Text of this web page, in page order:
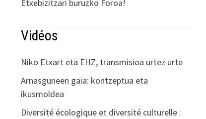
Etxebizitzari buruzko Foroa!
Vidéos
Niko Etxart eta EHZ, transmisioa urtez urte
Arnasguneen gaia: kontzeptua eta
ikusmoldea
Diversité écologique et diversité culturelle :